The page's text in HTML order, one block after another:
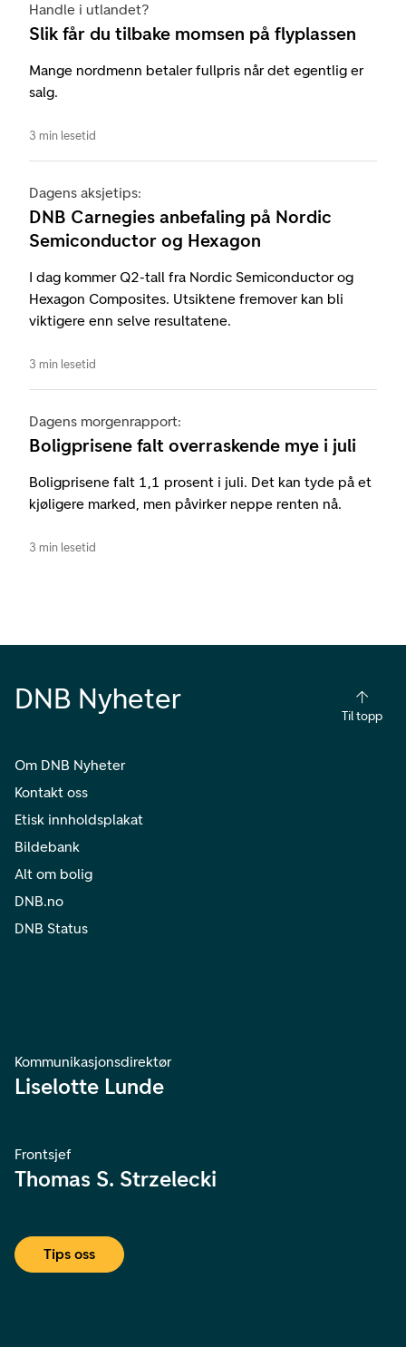
Handle i utlandet?
Slik får du tilbake momsen på flyplassen
Mange nordmenn betaler fullpris når det egentlig er
salg.
3 min lesetid
Dagens aksjetips:
DNB Carnegies anbefaling på Nordic
Semiconductor og Hexagon
I dag kommer Q2-tall fra Nordic Semiconductor og
Hexagon Composites. Utsiktene fremover kan bli
viktigere enn selve resultatene.
3 min lesetid
Dagens morgenrapport:
Boligprisene falt overraskende mye i juli
Boligprisene falt 1,1 prosent i juli. Det kan tyde på et
kjøligere marked, men påvirker neppe renten nå.
3 min lesetid
DNB Nyheter
Til topp
Om DNB Nyheter
Kontakt oss
Etisk innholdsplakat
Bildebank
Alt om bolig
DNB.no
DNB Status
Kommunikasjonsdirektør
Liselotte Lunde
Frontsjef
Thomas S. Strzelecki
Tips oss